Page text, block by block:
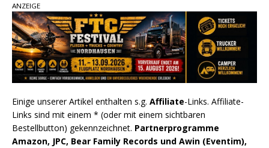
ANZEIGE
Einige unserer Artikel enthalten s.g. Affiliate-Links. Affiliate-
Links sind mit einem * (oder mit einem sichtbaren
Bestellbutton) gekennzeichnet. Partnerprogramme
Amazon, JPC, Bear Family Records und Awin (Eventim),